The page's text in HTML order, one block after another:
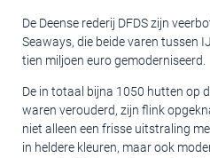
De Deense rederij DFDS zijn
Seaways, die beide varen tussen
tien miljoen euro gemoderniseerd.
De in totaal bijna 1050 hutten op
waren verouderd, zijn flink
niet alleen een frisse uitstraling
in heldere kleuren, maar ook